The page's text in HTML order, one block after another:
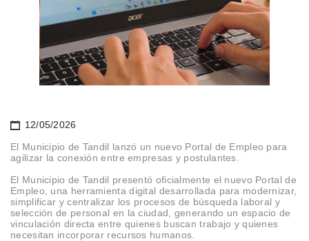
12/05/2026
El Municipio de Tandil lanzó un nuevo Portal de Empleo para
agilizar la conexión entre empresas y postulantes.
El Municipio de Tandil presentó oficialmente el nuevo Portal de
Empleo, una herramienta digital desarrollada para modernizar,
simplificar y centralizar los procesos de búsqueda laboral y
selección de personal en la ciudad, generando un espacio de
vinculación directa entre quienes buscan trabajo y quienes
necesitan incorporar recursos humanos.